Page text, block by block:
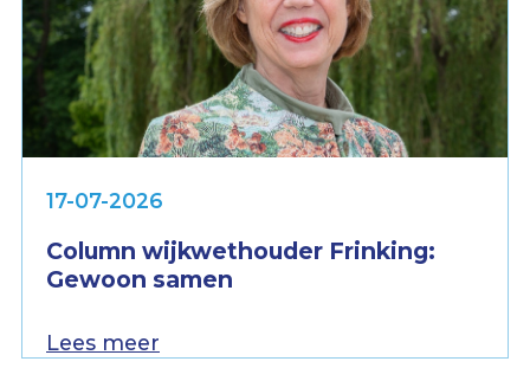
17-07-2026
Column wijkwethouder Frinking:
Gewoon samen
Lees meer